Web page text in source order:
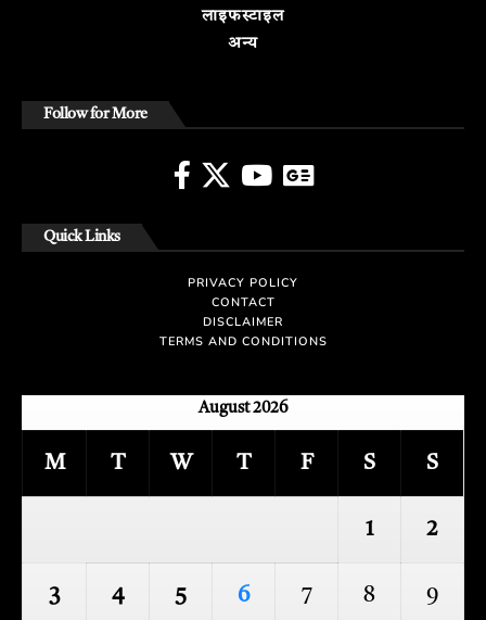
लाइफस्टाइल
अन्य
Follow for More
Quick Links
PRIVACY POLICY
CONTACT
DISCLAIMER
TERMS AND CONDITIONS
August 2026
M T W T F S S
1 2
3 4 5 6 7 8 9